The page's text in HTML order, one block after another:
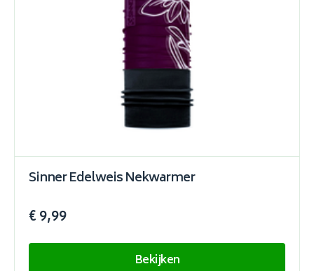
Sinner Edelweis Nekwarmer
€ 9,99
Bekijken